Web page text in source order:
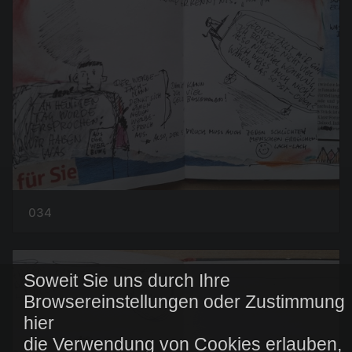
Soweit Sie uns durch Ihre
Browsereinstellungen oder Zustimmung
hier
die Verwendung von Cookies erlauben,
034